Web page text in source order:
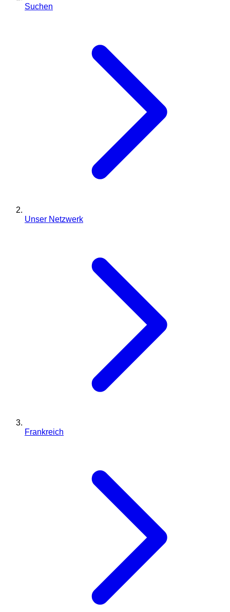
Suchen
Unser Netzwerk
Frankreich